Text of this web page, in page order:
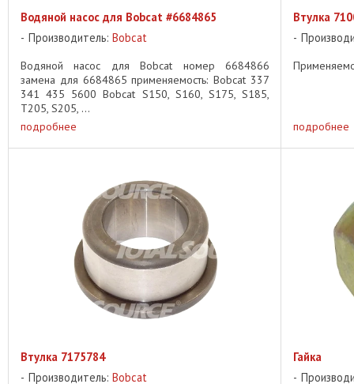
Водяной насос для Bobcat #6684865
Производитель: Bobcat
Водяной насос для Bobcat номер 6684866
замена для 6684865 применяемость: Bobcat 337
341 435 5600 Bobcat S150, S160, S175, S185,
T205, S205, ...
подробнее
Втулка
подробнее
Втулка 7175784
Производитель: Bobcat
Гайка